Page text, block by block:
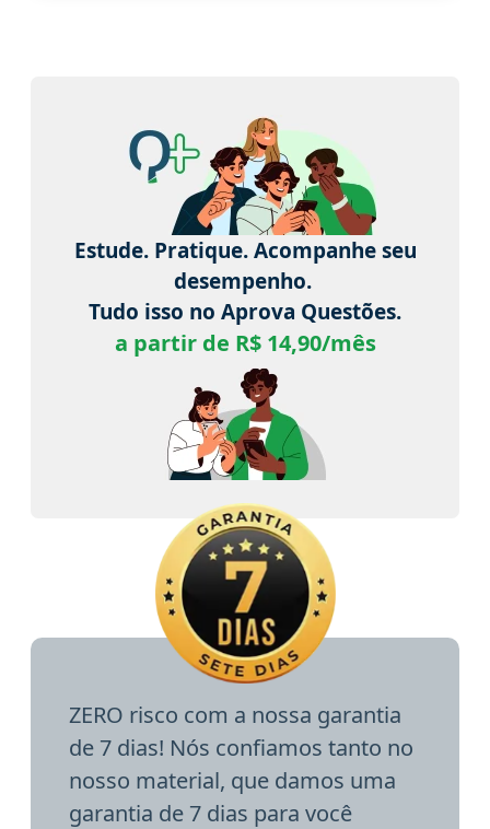
Estude. Pratique. Acompanhe seu
desempenho.
Tudo isso no Aprova Questões.
a partir de R$ 14,90/mês
ZERO risco com a nossa garantia
de 7 dias! Nós confiamos tanto no
nosso material, que damos uma
garantia de 7 dias para você